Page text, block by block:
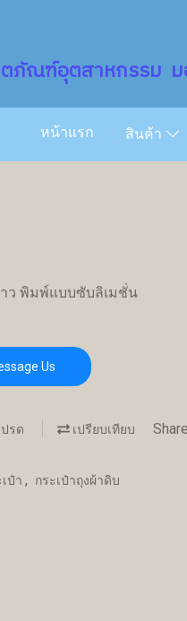
ภัณฑ์อุตสาหกรรม ม
หน้าแรก สินค้า
าว พิมพ์แบบซับลิเมชั่น
Us
รด เปรียบเทียบ
ป๋า , กระเป๋าถุงผ้าดิบ